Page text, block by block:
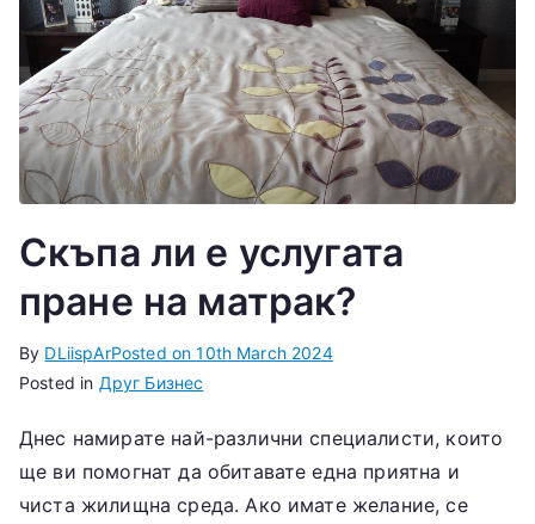
Скъпа ли е услугата
пране на матрак?
By DLiispArPosted on10th March 2024
Posted in Друг Бизнес
Днес намирате най-различни специалисти, които
ще ви помогнат да обитавате една приятна и
чиста жилищна среда. Ако имате желание, се